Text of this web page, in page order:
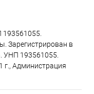
Зарегистрирован в
УНП 193561055.
г., Администрация